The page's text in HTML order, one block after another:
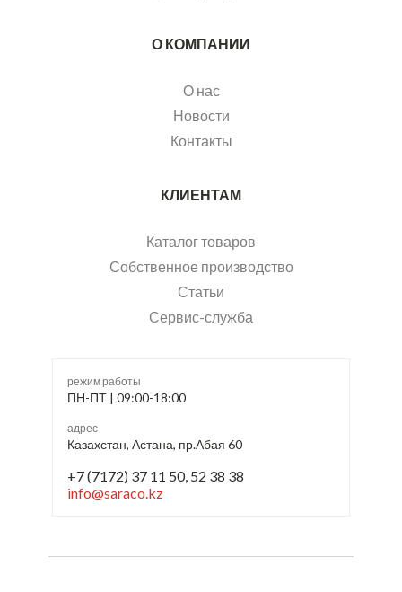
О КОМПАНИИ
О нас
Новости
Контакты
КЛИЕНТАМ
Каталог товаров
Собственное производство
Статьи
Сервис-служба
режим работы
ПН-ПТ | 09:00-18:00
адрес
Казахстан, Астана, пр.Абая 60
+7 (7172) 37 11 50, 52 38 38
info@saraco.kz